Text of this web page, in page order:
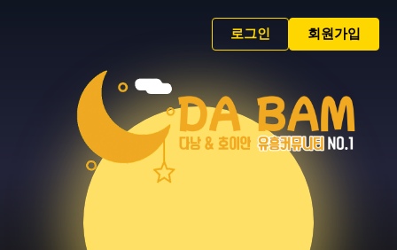
로그인 회원가입